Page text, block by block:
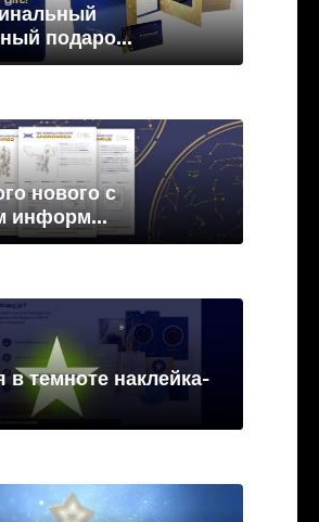
подаро...
нового с
информ...
в темноте наклейка-